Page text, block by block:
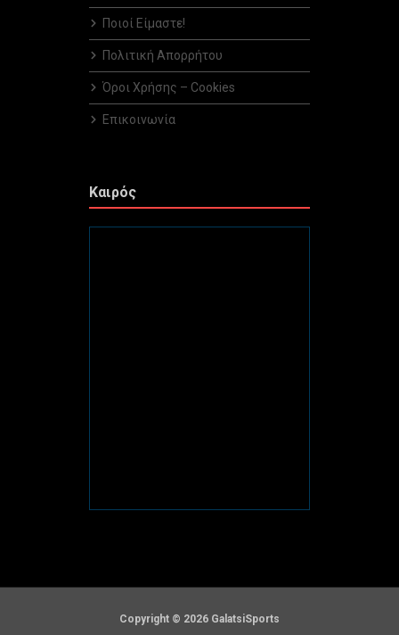
Ποιοί Είμαστε!
Πολιτική Απορρήτου
Όροι Χρήσης – Cookies
Επικοινωνία
Καιρός
Copyright © 2026 GalatsiSports